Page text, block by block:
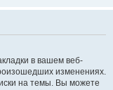
в вашем веб-
изменениях.
на темы. Вы можете